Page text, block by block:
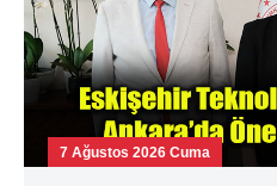
7 Ağustos 2026 Cuma